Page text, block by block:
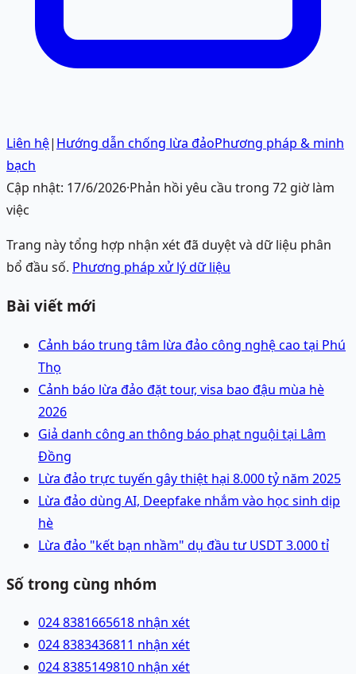
Liên hệ| Hướng dẫn chống lừa đảoPhương pháp & minh
bạch
Cập nhật: 17/6/2026·Phản hồi yêu cầu trong 72 giờ làm
việc
Trang này tổng hợp nhận xét đã duyệt và dữ liệu phân
bổ đầu số. Phương pháp xử lý dữ liệu
Bài viết mới
Cảnh báo trung tâm lừa đảo công nghệ cao tại Phú
Thọ
Cảnh báo lừa đảo đặt tour, visa bao đậu mùa hè
2026
Giả danh công an thông báo phạt nguội tại Lâm
Đồng
Lừa đảo trực tuyến gây thiệt hại 8.000 tỷ năm 2025
Lừa đảo dùng AI, Deepfake nhắm vào học sinh dịp
hè
Lừa đảo "kết bạn nhầm" dụ đầu tư USDT 3.000 tỉ
Số trong cùng nhóm
024 8381665618 nhận xét
024 8383436811 nhận xét
024 8385149810 nhận xét